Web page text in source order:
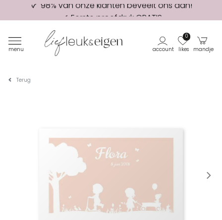
Eerste proefdruk GRATIS
menu account likes
0
mandje
Terug